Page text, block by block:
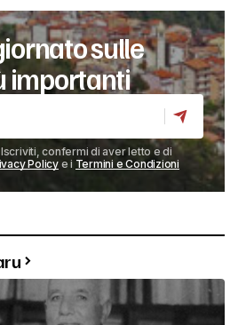
sulle
importanti
confermi di aver letto e di
Policye i Termini e Condizioni